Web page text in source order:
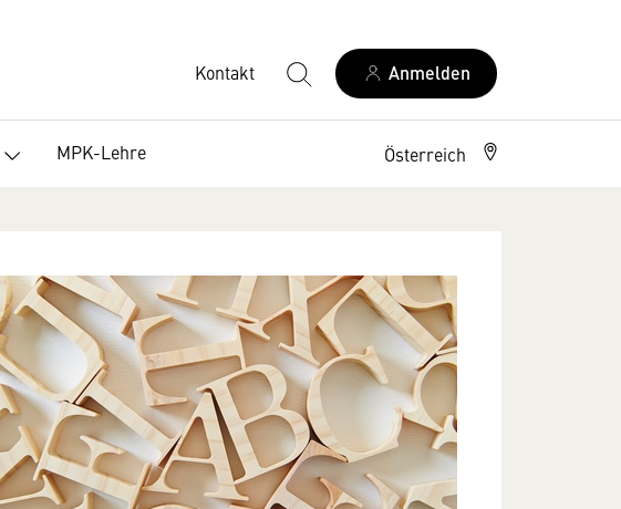
Kontakt Anmelden
MPK-Lehre Österreich